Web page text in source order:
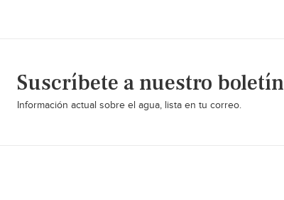
Suscríbete a nuestro boletín
Información actual sobre el agua, lista en tu correo.